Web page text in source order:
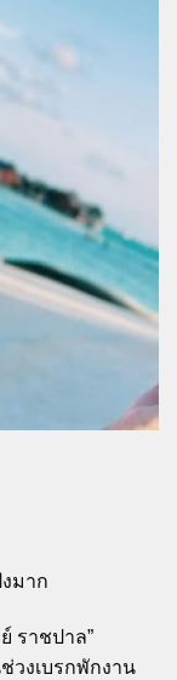
มาก
ราชปาล”
วงเบรกพักงาน